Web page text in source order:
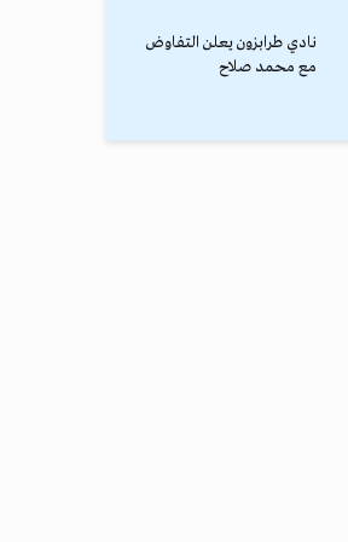
نادي طرابزون يعلن التفاوض
مع محمد صلاح